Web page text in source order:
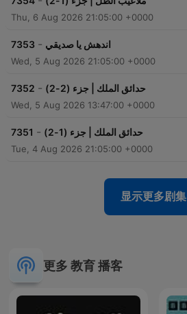
Thu, 6 Aug 2026 21:05:00 +0000
7353 - اندهش يا صديقي
Wed, 5 Aug 2026 21:05:00 +0000
7352 - حدائق الملك | جزء (2-2)
Wed, 5 Aug 2026 13:47:00 +0000
7351 - حدائق الملك | جزء (1-2)
Tue, 4 Aug 2026 21:05:00 +0000
显示更多剧集
更多 教育 播客